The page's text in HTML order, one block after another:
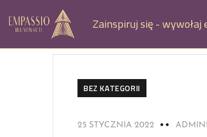
Zainspiruj się - wywołaj
BEZ KATEGORII
25 STYCZNIA 2022